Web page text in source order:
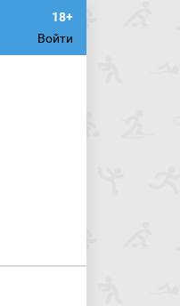
Войти